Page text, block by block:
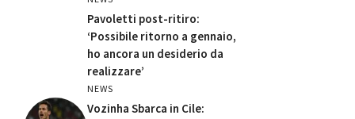
Pavoletti post-ritiro:
‘Possibile ritorno a gennaio,
ho ancora un desiderio da
realizzare’
NEWS
Vozinha Sbarca in Cile: